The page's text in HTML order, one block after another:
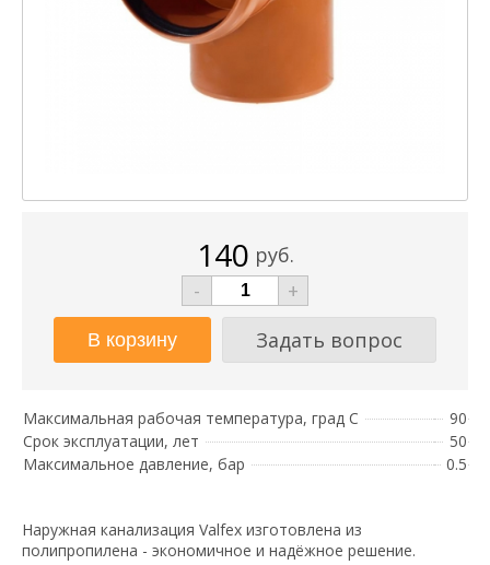
140 руб.
-
+
Задать вопрос
Максимальная рабочая температура, град С
90
Срок эксплуатации, лет
50
Максимальное давление, бар
0.5
Наружная канализация Valfex изготовлена из
полипропилена - экономичное и надёжное решение.